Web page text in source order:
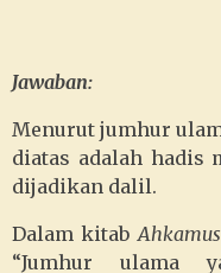
Jawaban:
Menurut jumhur
diatas adalah hadis
dijadikan dalil.
Dalam kitab
“Jumhur ulama